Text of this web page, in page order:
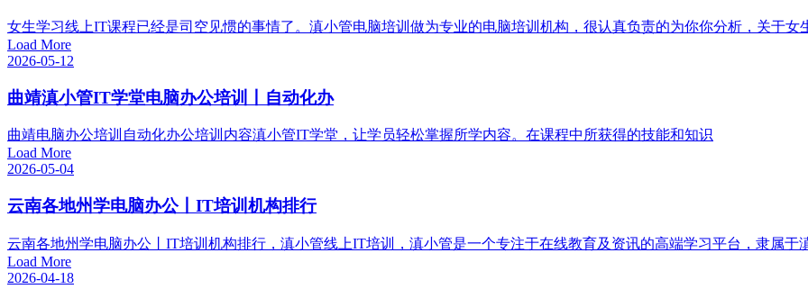
女生学习线上IT课程已经是司空见惯的事情了。滇小管电脑培训做为专业的电脑培训机构，很认真负责的为你你分析，关于女
Load More
2026-05-12
曲靖滇小管IT学堂电脑办公培训丨自动化办
曲靖电脑办公培训自动化办公培训内容滇小管IT学堂，让学员轻松掌握所学内容。在课程中所获得的技能和知识
Load More
2026-05-04
云南各地州学电脑办公丨IT培训机构排行
云南各地州学电脑办公丨IT培训机构排行，滇小管线上IT培训，滇小管是一个专注于在线教育及资讯的高端学习平台，隶属于
Load More
2026-04-18